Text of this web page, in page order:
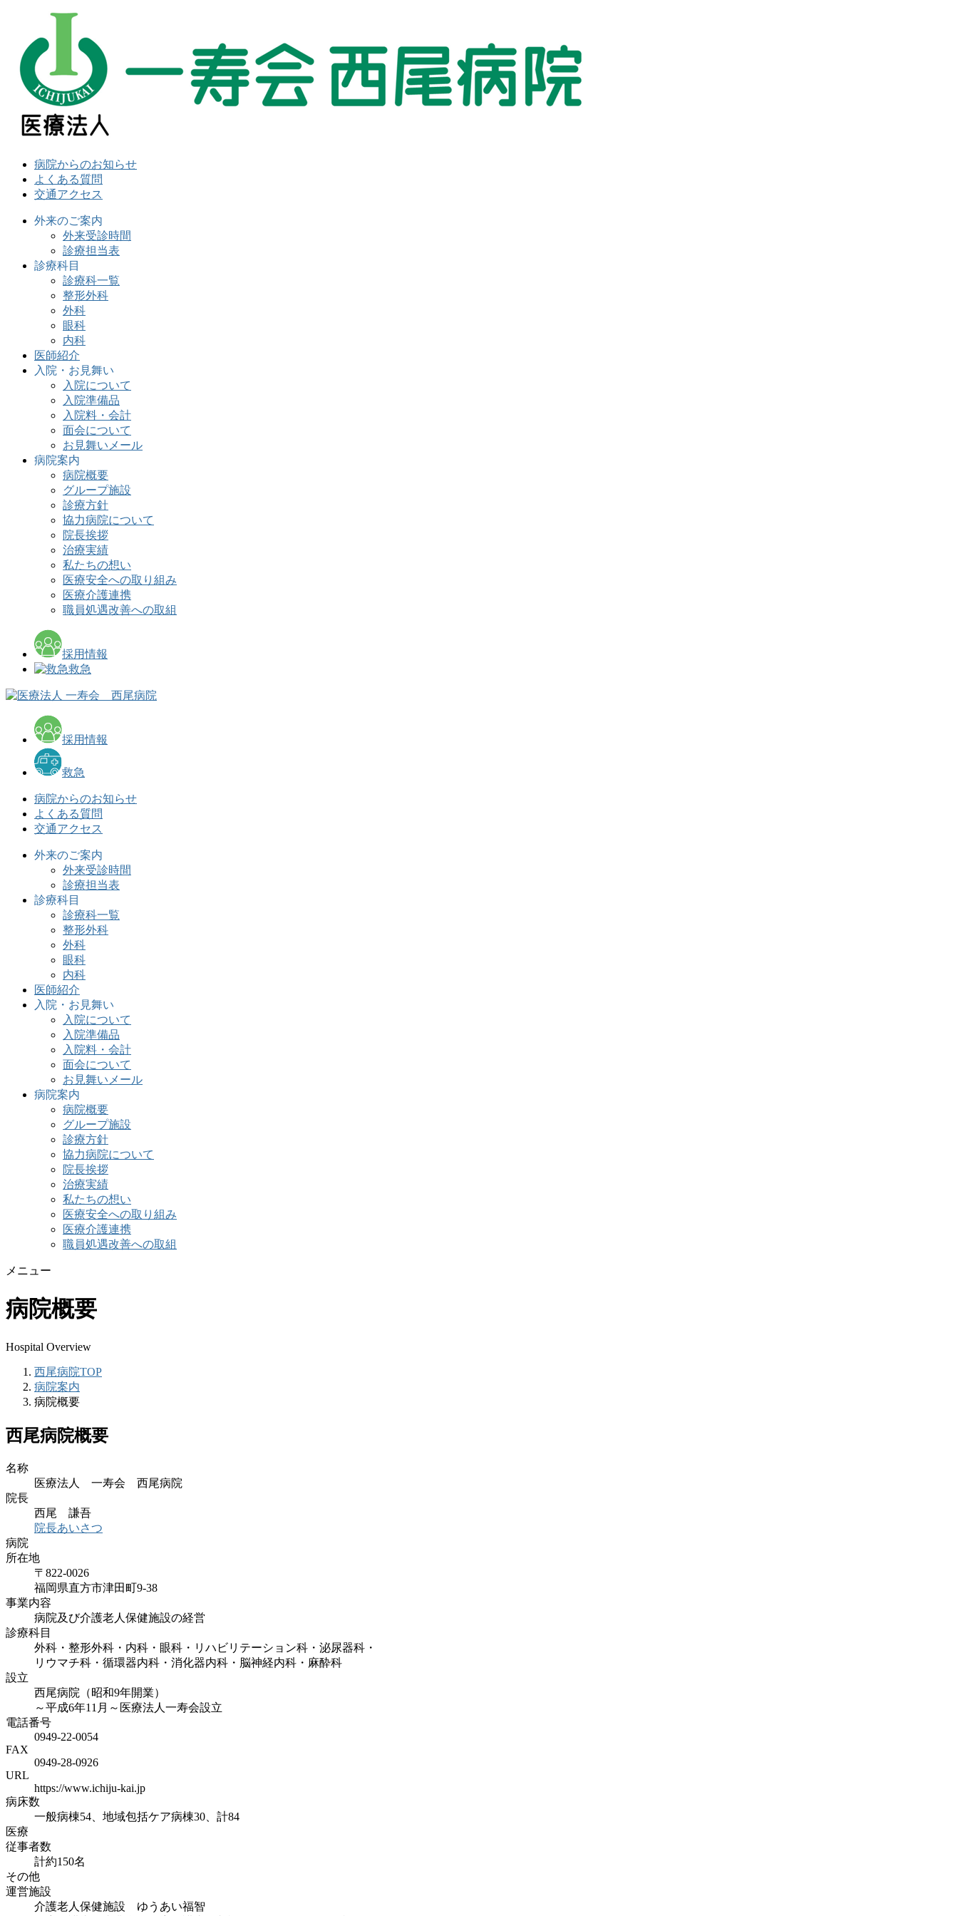
病院からのお知らせ
よくある質問
交通アクセス
外来のご案内
外来受診時間
診療担当表
診療科目
診療科一覧
整形外科
外科
眼科
内科
医師紹介
入院・お見舞い
入院について
入院準備品
入院料・会計
面会について
お見舞いメール
病院案内
病院概要
グループ施設
診療方針
協力病院について
院長挨拶
治療実績
私たちの想い
医療安全への取り組み
医療介護連携
職員処遇改善への取組
採用情報
救急
採用情報
救急
病院からのお知らせ
よくある質問
交通アクセス
外来のご案内
外来受診時間
診療担当表
診療科目
診療科一覧
整形外科
外科
眼科
内科
医師紹介
入院・お見舞い
入院について
入院準備品
入院料・会計
面会について
お見舞いメール
病院案内
病院概要
グループ施設
診療方針
協力病院について
院長挨拶
治療実績
私たちの想い
医療安全への取り組み
医療介護連携
職員処遇改善への取組
メニュー
病院概要
Hospital Overview
西尾病院TOP
病院案内
病院概要
西尾病院概要
名称
医療法人 一寿会 西尾病院
院長
西尾 謙吾
院長あいさつ
病院
所在地
〒822-0026
福岡県直方市津田町9-38
事業内容
病院及び介護老人保健施設の経営
診療科目
外科・整形外科・内科・眼科・リハビリテーション科・泌尿器科・
リウマチ科・循環器内科・消化器内科・脳神経内科・麻酔科
設立
西尾病院（昭和9年開業）
～平成6年11月～医療法人一寿会設立
電話番号
0949-22-0054
FAX
0949-28-0926
URL
https://www.ichiju-kai.jp
病床数
一般病棟54、地域包括ケア病棟30、計84
医療
従事者数
計約150名
その他
運営施設
介護老人保健施設 ゆうあい福智